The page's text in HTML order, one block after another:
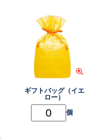
ギフトバッグ（イエ
ロー）
個